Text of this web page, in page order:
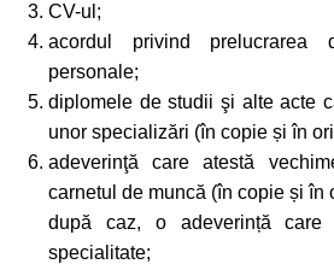
CV-ul;
acordul privind prelucrarea
personale;
diplomele de studii şi alte acte
unor specializări (în copie și în
adeverinţă care atestă
carnetul de muncă (în copie și în
după caz, o adeverință care
specialitate;